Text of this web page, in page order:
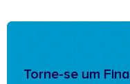
Torne-se um